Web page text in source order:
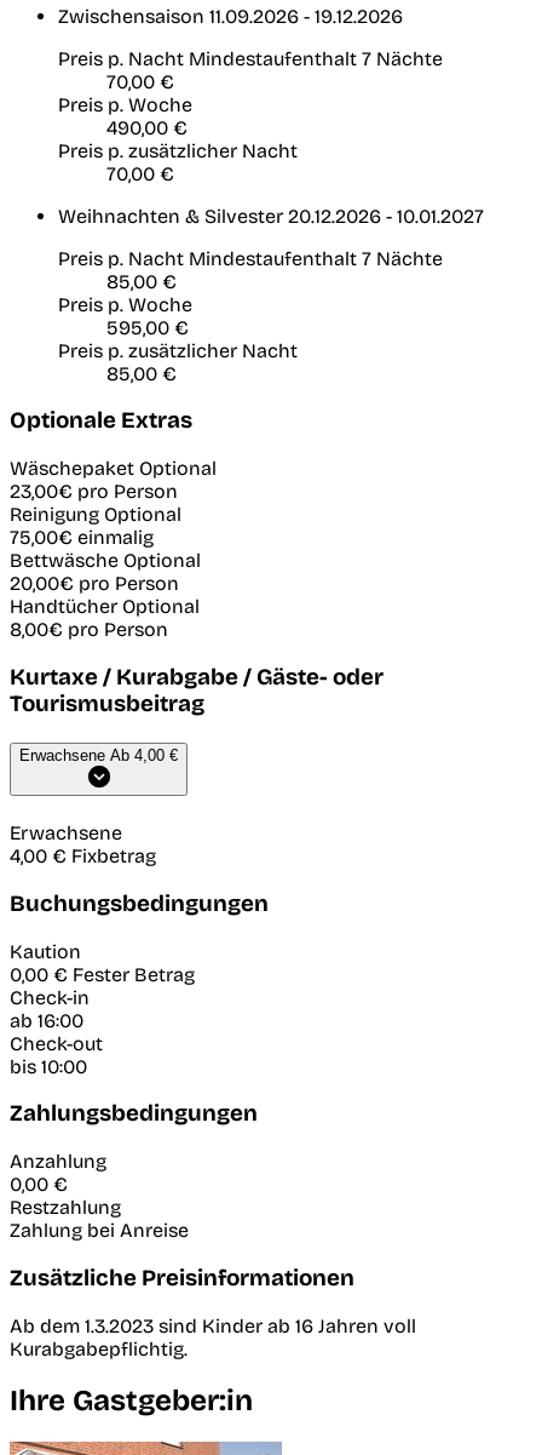
Zwischensaison 11.09.2026 - 19.12.2026
Preis p. Nacht Mindestaufenthalt 7 Nächte
70,00 €
Preis p. Woche
490,00 €
Preis p. zusätzlicher Nacht
70,00 €
Weihnachten & Silvester 20.12.2026 - 10.01.2027
Preis p. Nacht Mindestaufenthalt 7 Nächte
85,00 €
Preis p. Woche
595,00 €
Preis p. zusätzlicher Nacht
85,00 €
Optionale Extras
Wäschepaket Optional
23,00€ pro Person
Reinigung Optional
75,00€ einmalig
Bettwäsche Optional
20,00€ pro Person
Handtücher Optional
8,00€ pro Person
Kurtaxe / Kurabgabe / Gäste- oder
Tourismusbeitrag
Erwachsene Ab 4,00 €
Erwachsene
4,00 € Fixbetrag
Buchungsbedingungen
Kaution
0,00 € Fester Betrag
Check-in
ab 16:00
Check-out
bis 10:00
Zahlungsbedingungen
Anzahlung
0,00 €
Restzahlung
Zahlung bei Anreise
Zusätzliche Preisinformationen
Ab dem 1.3.2023 sind Kinder ab 16 Jahren voll
Kurabgabepflichtig.
Ihre Gastgeber:in